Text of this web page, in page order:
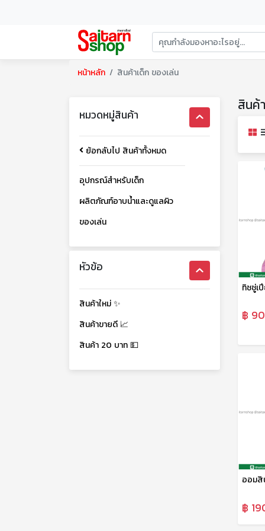
หน้าหลัก สินค้าเด็ก ของเล่น
หมวดหมู่สินค้า
ย้อกลับไป สินค้าทั้งหมด
อุปกรณ์สำหรับเด็ก
ผลิตภัณฑ์อาบน้ำและดูแลผิว
ของเล่น
หัวข้อ
สินค้าใหม่ ✨
สินค้าขายดี 📈
สินค้า 20 บาท 💵
สินค้
ทิชชู่เ
฿
฿